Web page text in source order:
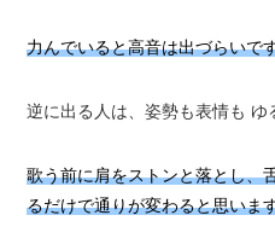
力んでいると高音は出づらいで
逆に出る人は、姿勢も表情も ゆ
歌う前に肩をストンと落とし、
るだけで通りが変わると思いま